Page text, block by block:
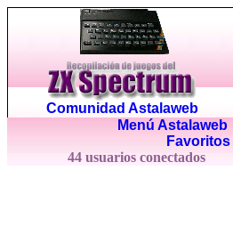
Comunidad Astalaweb
Menú Astalaweb|
Favoritos
44 usuarios conectados